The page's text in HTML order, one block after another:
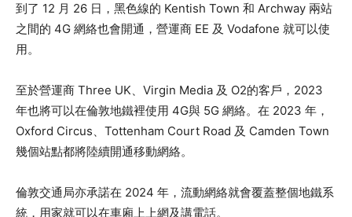
到了 12 月 26 日，黑色線的 Kentish Town 和 Archway 兩站
之間的 4G 網絡也會開通，營運商 EE 及 Vodafone 就可以使
用。
至於營運商 Three UK、Virgin Media 及 O2的客戶，2023
年也將可以在倫敦地鐵裡使用 4G與 5G 網絡。在 2023 年，
Oxford Circus、Tottenham Court Road 及 Camden Town
幾個站點都將陸續開通移動網絡。
倫敦交通局亦承諾在 2024 年，流動網絡就會覆蓋整個地鐵系
統，用家就可以在車廂上上網及講電話。